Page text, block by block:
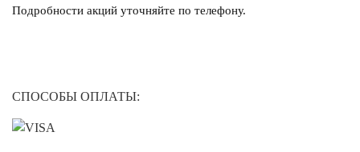
Подробности акций уточняйте по телефону.
СПОСОБЫ ОПЛАТЫ: